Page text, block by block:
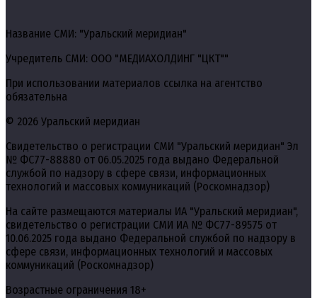
Название СМИ: "Уральский меридиан"
Учредитель СМИ: ООО "МЕДИАХОЛДИНГ "ЦКТ""
При использовании материалов ссылка на агентство
обязательна
© 2026 Уральский меридиан
Свидетельство о регистрации СМИ "Уральский меридиан" Эл
№ ФС77-88880 от 06.05.2025 года выдано Федеральной
службой по надзору в сфере связи, информационных
технологий и массовых коммуникаций (Роскомнадзор)
На сайте размещаются материалы ИА "Уральский меридиан",
свидетельство о регистрации СМИ ИА № ФС77-89575 от
10.06.2025 года выдано Федеральной службой по надзору в
сфере связи, информационных технологий и массовых
коммуникаций (Роскомнадзор)
Возрастные ограничения 18+